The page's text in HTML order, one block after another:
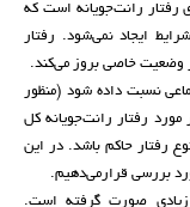
رانت‌جویانه است که
ایجاد نمی‌شود. رفتار
وضعیت خاصی بروز می‌کند.
نسبت داده شود (منظور
رفتار رانت‌جویانه کل
رفتار حاکم باشد. در این
بررسی قرارمی‌دهیم.
زیادی صورت گرفته است.